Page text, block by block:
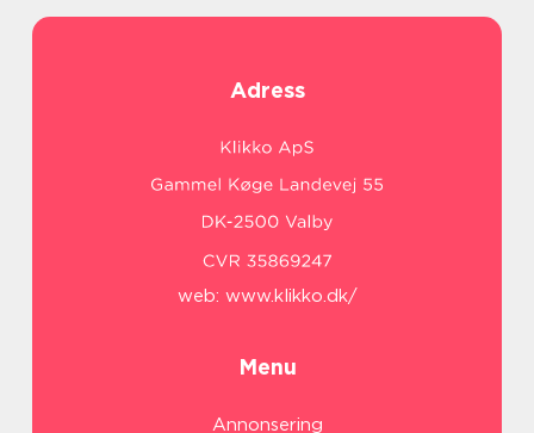
Adress
web: www.klikko.dk/
Menu
Annonsering